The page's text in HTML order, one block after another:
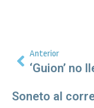
Anterior
‘Guion’ no
Soneto al